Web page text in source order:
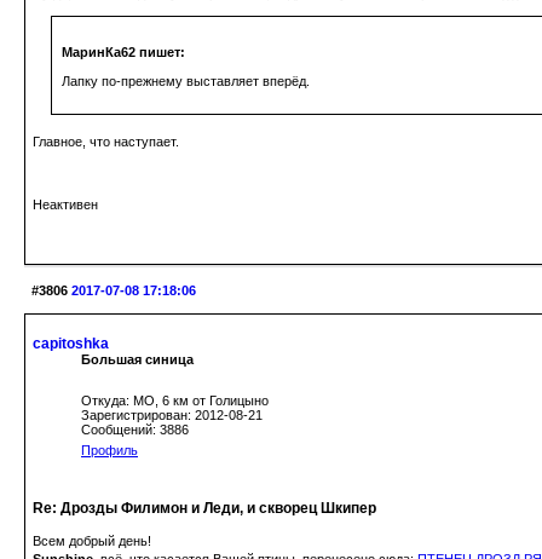
МаринКа62 пишет:
Лапку по-прежнему выставляет вперёд.
Главное, что наступает.
Неактивен
#3806 2017-07-08 17:18:06
capitoshka
Большая синица
Откуда: МО, 6 км от Голицыно
Зарегистрирован: 2012-08-21
Сообщений: 3886
Профиль
Re: Дрозды Филимон и Леди, и скворец Шкипер
Всем добрый день!